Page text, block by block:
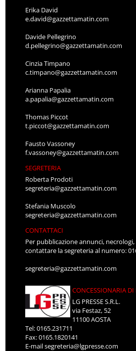
Erika David
e.david@gazzettamatin.com
Davide Pellegrino
d.pellegrino@gazzettamatin.com
Cinzia Timpano
c.timpano@gazzettamatin.com
Arianna Papalia
a.papalia@gazzettamatin.com
Thomas Piccot
t.piccot@gazzettamatin.com
Fausto Vassoney
f.vassoney@gazzettamatin.com
SEGRETERIA
Roberta Prodoti
segreteria@gazzettamatin.com
Stefania Muscolo
segreteria@gazzettamatin.com
CONTATTACI
Per pubblicazione annunci,
contattare la segreteria al numero:
segreteria@gazzettamatin.com
CONCESSIONARIA
LG PRESSE S.R.L.
via Festaz, 52
11100 AOSTA
Tel: 0165.231711
Fax: 0165.1820141
E-mailsegreteria@lgpresse.com